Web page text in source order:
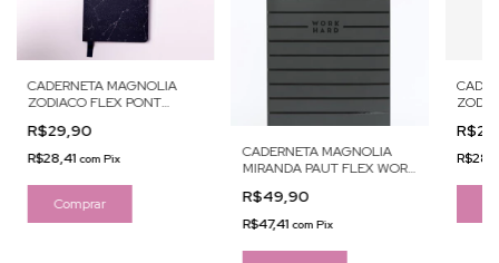
CADERNETA MAGNOLIA
ZODIACO FLEX PONT
R$29,90
R$28,41com Pix
CADERNETA MAGNOLIA
MIRANDA PAUT FLEX WORK
R$49,90
R$47,41com Pix